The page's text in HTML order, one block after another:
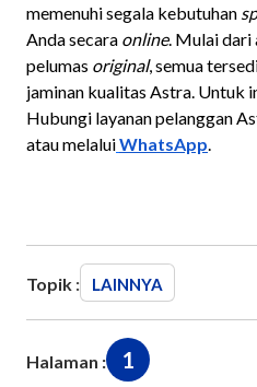
memenuhi segala kebutuhan
Anda secara online. Mulai dari
pelumas original, semua
jaminan kualitas Astra. Untuk
Hubungi layanan pelanggan
atau melaluiWhatsApp
Topik : LAINNYA
Halaman : 1